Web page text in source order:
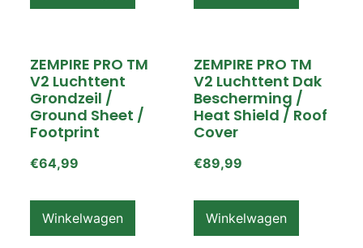
ZEMPIRE PRO TM
V2 Luchttent
Grondzeil /
Ground Sheet /
Footprint
€64,99
Winkelwagen
ZEMPIRE PRO TM
V2 Luchttent Dak
Bescherming /
Heat Shield / Roof
Cover
€89,99
Winkelwagen